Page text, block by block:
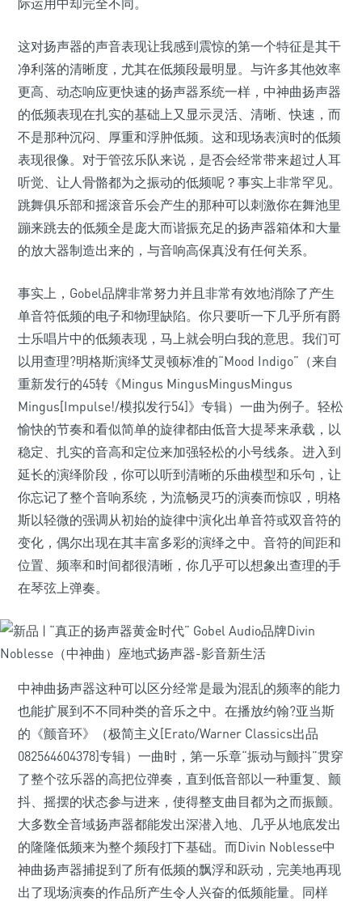
际运用中却完全不同。
这对扬声器的声音表现让我感到震惊的第一个特征是其干
净利落的清晰度，尤其在低频段最明显。与许多其他效率
更高、动态响应更快速的扬声器系统一样，中神曲扬声器
的低频表现在扎实的基础上又显示灵活、清晰、快速，而
不是那种沉闷、厚重和浮肿低频。这和现场表演时的低频
表现很像。对于管弦乐队来说，是否会经常带来超过人耳
听觉、让人骨骼都为之振动的低频呢？事实上非常罕见。
跳舞俱乐部和摇滚音乐会产生的那种可以刺激你在舞池里
蹦来跳去的低频全是庞大而谐振充足的扬声器箱体和大量
的放大器制造出来的，与音响高保真没有任何关系。
事实上，Gobel品牌非常努力并且非常有效地消除了产生
单音符低频的电子和物理缺陷。你只要听一下几乎所有爵
士乐唱片中的低频表现，马上就会明白我的意思。我们可
以用查理?明格斯演绎艾灵顿标准的“Mood Indigo”（来自
重新发行的45转《Mingus MingusMingusMingus
Mingus[Impulse!/模拟发行54]》专辑）一曲为例子。轻松
愉快的节奏和看似简单的旋律都由低音大提琴来承载，以
稳定、扎实的音高和定位来加强轻松的小号线条。进入到
延长的演绎阶段，你可以听到清晰的乐曲模型和乐句，让
你忘记了整个音响系统，为流畅灵巧的演奏而惊叹，明格
斯以轻微的强调从初始的旋律中演化出单音符或双音符的
变化，偶尔出现在其丰富多彩的演绎之中。音符的间距和
位置、频率和时间都很清晰，你几乎可以想象出查理的手
在琴弦上弹奏。
中神曲扬声器这种可以区分经常是最为混乱的频率的能力
也能扩展到不不同种类的音乐之中。在播放约翰?亚当斯
的《颤音环》（极简主义[Erato/Warner Classics出品
082564604378]专辑）一曲时，第一乐章“振动与颤抖”贯穿
了整个弦乐器的高把位弹奏，直到低音部以一种重复、颤
抖、摇摆的状态参与进来，使得整支曲目都为之而振颤。
大多数全音域扬声器都能发出深潜入地、几乎从地底发出
的隆隆低频来为整个频段打下基础。而Divin Noblesse中
神曲扬声器捕捉到了所有低频的飘浮和跃动，完美地再现
出了现场演奏的作品所产生令人兴奋的低频能量。同样